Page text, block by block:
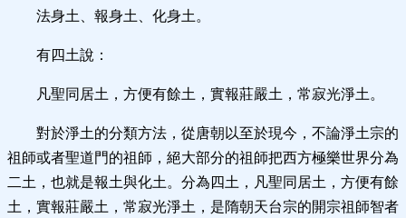
法身土、報身土、化身土。
有四土說：
凡聖同居土，方便有餘土，實報莊嚴土，常寂光淨土。
對於淨土的分類方法，從唐朝以至於現今，不論淨土宗的
祖師或者聖道門的祖師，絕大部分的祖師把西方極樂世界分為
二土，也就是報土與化土。分為四土，凡聖同居土，方便有餘
土，實報莊嚴土，常寂光淨土，是隋朝天台宗的開宗祖師智者